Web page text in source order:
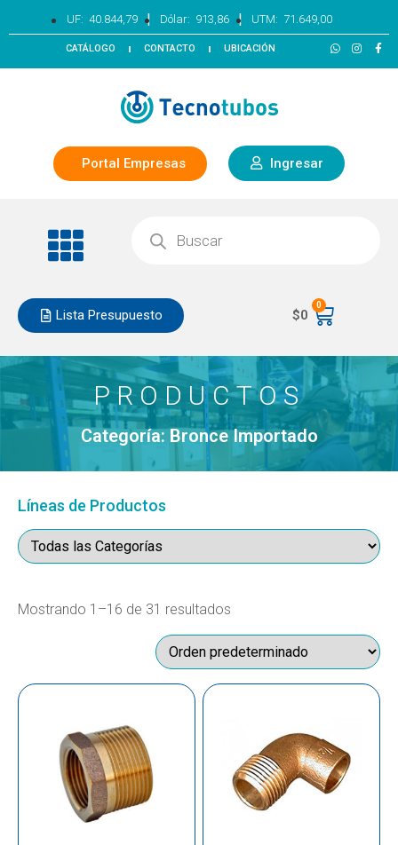
UF: 40.844,79 | Dólar: 913,86 | UTM: 71.649,00
CATÁLOGO CONTACTO UBICACIÓN
Portal Empresas Ingresar
Lista Presupuesto $0
0
PRODUCTOS
Categoría: Bronce Importado
Líneas de Productos
Mostrando 1–16 de 31 resultados